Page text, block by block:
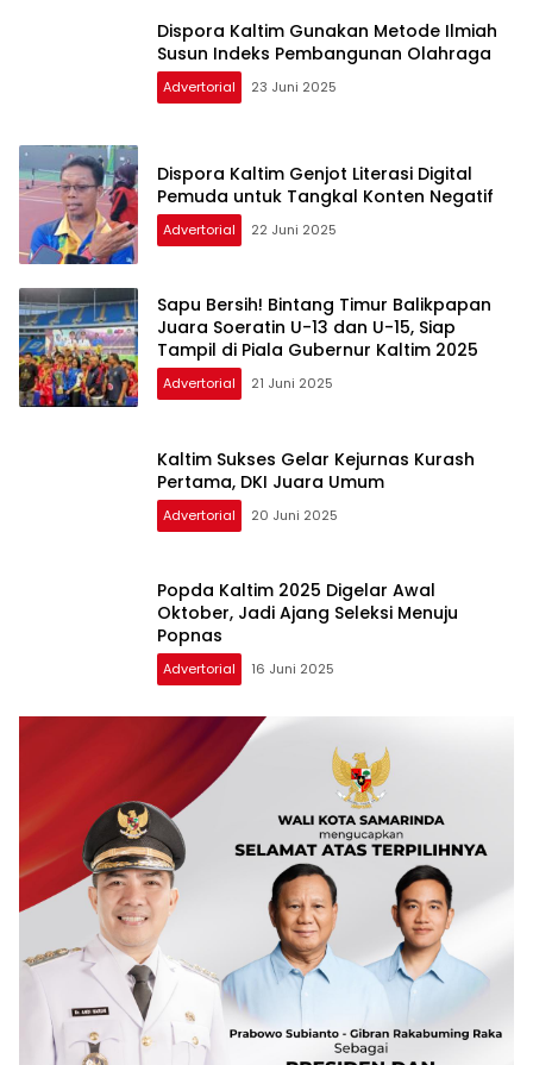
Dispora Kaltim Gunakan Metode Ilmiah
Susun Indeks Pembangunan Olahraga
Advertorial 23 Juni 2025
Dispora Kaltim Genjot Literasi Digital
Pemuda untuk Tangkal Konten Negatif
Advertorial 22 Juni 2025
Sapu Bersih! Bintang Timur Balikpapan
Juara Soeratin U-13 dan U-15, Siap
Tampil di Piala Gubernur Kaltim 2025
Advertorial 21 Juni 2025
Kaltim Sukses Gelar Kejurnas Kurash
Pertama, DKI Juara Umum
Advertorial 20 Juni 2025
Popda Kaltim 2025 Digelar Awal
Oktober, Jadi Ajang Seleksi Menuju
Popnas
Advertorial 16 Juni 2025